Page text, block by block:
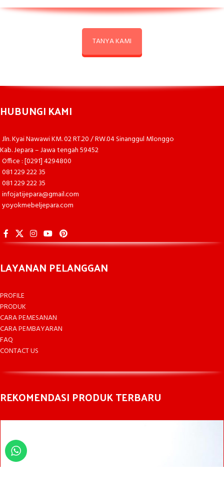
TANYA KAMI
HUBUNGI KAMI
Jln. Kyai Nawawi KM. 02 RT.20 / RW.04 Sinanggul Mlonggo
Kab. Jepara – Jawa tengah 59452
Office : [0291] 4294800
081 229 222 35
081 229 222 35
infojatijepara@gmail.com
yoyokmebeljepara.com
LAYANAN PELANGGAN
PROFILE
PRODUK
CARA PEMESANAN
CARA PEMBAYARAN
FAQ
CONTACT US
REKOMENDASI PRODUK TERBARU